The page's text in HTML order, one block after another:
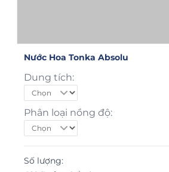
Nước Hoa Tonka Absolu
Dung tích:
Phân loại nồng độ:
Số lượng: